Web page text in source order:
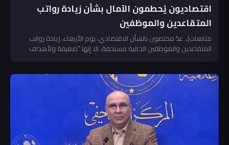
اقتصاديون يُحطمون الآمال بشأن زيادة رواتب
المتقاعدين والموظفين
متابعات|.. عدّ مختصون بالشأن الاقتصادي، يوم الأربعاء، زيادة رواتب
المتقاعدين والموظفين الحالية مستحقة، الا إنها “ضعيفة ولأهداف